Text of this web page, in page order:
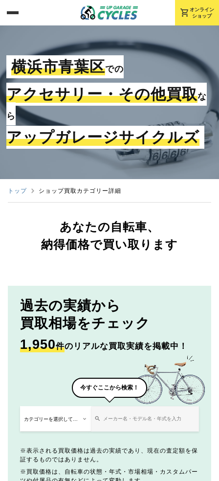
shopping_cart オンライン
ショップ
横浜市青葉区での
アクセサリー・その他買取な
ら
アップガレージサイクルズ
トップ ショップ買取カテゴリー詳細
あなたの自転車、
納得価格で買い取ります
過去の実績から
買取相場をチェック
1,950件のリアルな買取実績を掲載中！
今すぐここから検索！
表示される買取価格は過去の実績であり、現在の査定額を保
証するものではありません。
買取価格は、自転車の状態・年式・市場相場・カスタムパー